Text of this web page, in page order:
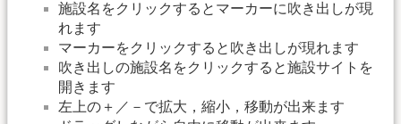
施設名をクリックするとマーカーに吹き出しが現
れます
マーカーをクリックすると吹き出しが現れます
吹き出しの施設名をクリックすると施設サイトを
開きます
左上の＋／－で拡大，縮小，移動が出来ます